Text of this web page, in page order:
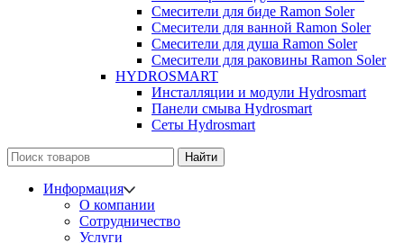
Смесители для биде Ramon Soler
Смесители для ванной Ramon Soler
Смесители для душа Ramon Soler
Смесители для раковины Ramon Soler
HYDROSMART
Инсталляции и модули Hydrosmart
Панели смыва Hydrosmart
Сеты Hydrosmart
Найти
Информация
О компании
Сотрудничество
Услуги